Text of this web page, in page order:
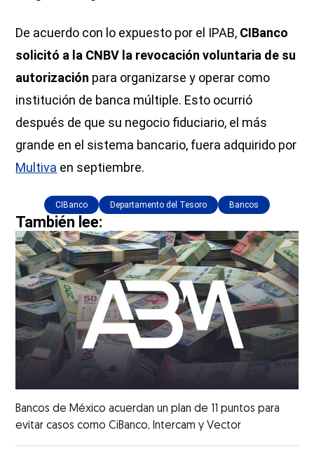
De acuerdo con lo expuesto por el IPAB, CIBanco
solicitó a la CNBV la revocación voluntaria de su
autorización para organizarse y operar como
institución de banca múltiple. Esto ocurrió
después de que su negocio fiduciario, el más
grande en el sistema bancario, fuera adquirido por
Multiva en septiembre.
CIBanco Departamento del Tesoro Bancos
También lee:
Bancos de México acuerdan un plan de 11 puntos para
evitar casos como CiBanco, Intercam y Vector